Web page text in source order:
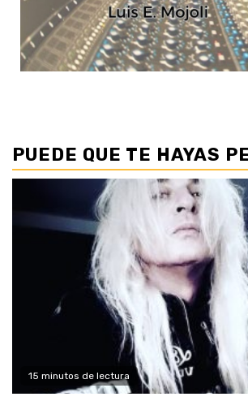
PUEDE QUE TE HAYAS
15 minutos de lectura